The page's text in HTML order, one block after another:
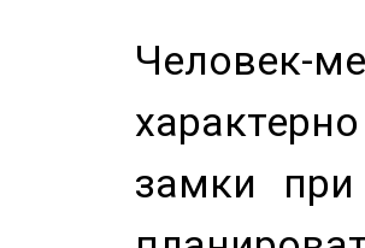
Человек-
замки при